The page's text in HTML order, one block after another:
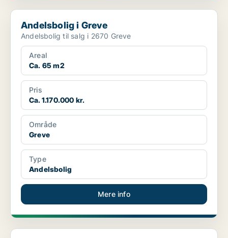
Andelsbolig i Greve
Andelsbolig i Greve
Andelsbolig til salg i 2670 Greve
Areal
Ca. 65 m2
Pris
Ca. 1.170.000 kr.
Område
Greve
Type
Andelsbolig
Mere info
Andelsbolig i Greve